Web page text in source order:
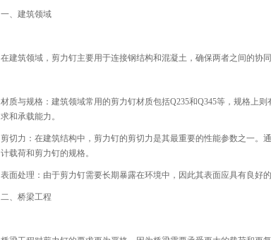
一、建筑领域
在建筑领域，剪力钉主要用于连接钢结构和混凝土，确保两者之间的协
材质与规格：建筑领域常用的剪力钉材质包括Q235和Q345等，规格上
求和承载能力。
剪切力：在建筑结构中，剪力钉的剪切力是其最重要的性能参数之一
计载荷和剪力钉的规格。
表面处理：由于剪力钉需要长期暴露在环境中，因此其表面应具有良好
二、桥梁工程